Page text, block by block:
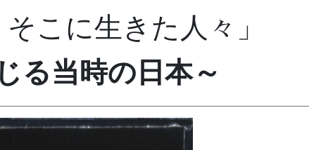
こに生きた人々」
る当時の日本～